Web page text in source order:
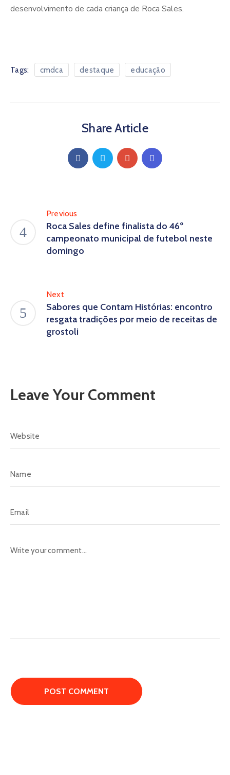
desenvolvimento de cada criança de Roca Sales.
Tags: cmdca destaque educação
Share Article
Previous
Roca Sales define finalista do 46º
campeonato municipal de futebol neste
domingo
Next
Sabores que Contam Histórias: encontro
resgata tradições por meio de receitas de
grostoli
Leave Your Comment